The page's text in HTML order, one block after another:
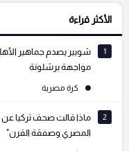
التعليقات السابقة
الأكثر قراءة
1
شوبير يصدم جماهير
مواجهة برشلونة
كرة مصرية
2
ماذا قالت صحف تركيا
المصري وصفقة القرن"